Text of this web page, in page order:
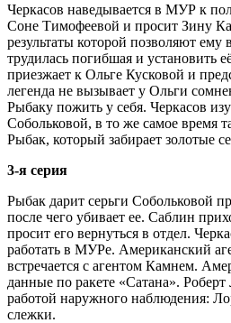
Черкасов наведывается в МУР к
Соне Тимофеевой и просит Зину
результаты которой позволяют ему
трудилась погибшая и установить
приезжает к Ольге Кусковой и
легенда не вызывает у Ольги
Рыбаку пожить у себя. Черкасов
Собольковой, в то же самое время
Рыбак, который забирает золотые
3-я серия
Рыбак дарит серьги Собольковой
после чего убивает ее. Саблин
просит его вернуться в отдел.
работать в МУРе. Американский
встречается с агентом Камнем.
данные по ракете «Сатана». Роберт
работой наружного наблюдения:
слежки.